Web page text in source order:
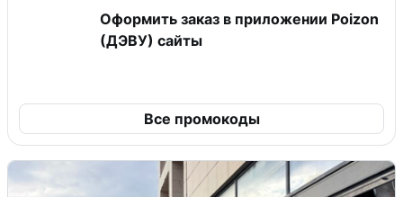
Оформить заказ в приложении Poizon
(ДЭВУ) сайты
Все промокоды